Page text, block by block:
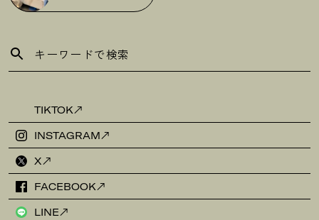
TIKTOK
INSTAGRAM
X
FACEBOOK
LINE